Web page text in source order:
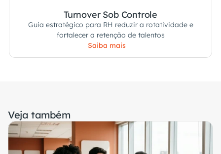
Turnover Sob Controle
Guia estratégico para RH reduzir a rotatividade e
fortalecer a retenção de talentos
Saiba mais
Veja também